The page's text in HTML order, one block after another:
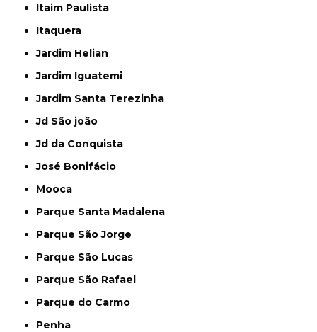
Itaim Paulista
Itaquera
Jardim Helian
Jardim Iguatemi
Jardim Santa Terezinha
Jd São joão
Jd da Conquista
José Bonifácio
Mooca
Parque Santa Madalena
Parque São Jorge
Parque São Lucas
Parque São Rafael
Parque do Carmo
Penha